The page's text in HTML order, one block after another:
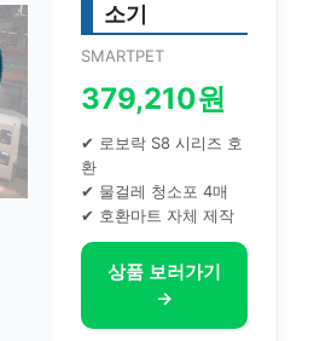
소기
SMARTPET
379,210원
✔ 로보락 S8 시리즈 호
환
✔ 물걸레 청소포 4매
✔ 호환마트 자체 제작
상품 보러가기
→